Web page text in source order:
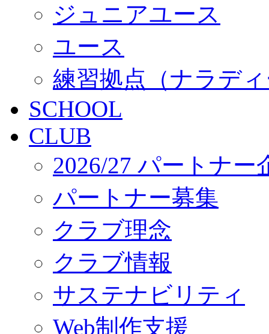
ジュニアユース
ユース
練習拠点（ナラデ
SCHOOL
CLUB
2026/27 パートナー
パートナー募集
クラブ理念
クラブ情報
サステナビリティ
Web制作支援